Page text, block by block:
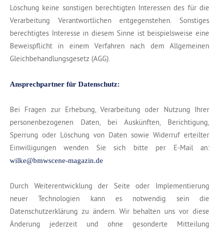
Löschung keine sonstigen berechtigten Interessen des für die
Verarbeitung Verantwortlichen entgegenstehen. Sonstiges
berechtigtes Interesse in diesem Sinne ist beispielsweise eine
Beweispflicht in einem Verfahren nach dem Allgemeinen
Gleichbehandlungsgesetz (AGG).
Ansprechpartner für Datenschutz:
Bei Fragen zur Erhebung, Verarbeitung oder Nutzung Ihrer
personenbezogenen Daten, bei Auskünften, Berichtigung,
Sperrung oder Löschung von Daten sowie Widerruf erteilter
Einwilligungen wenden Sie sich bitte per E-Mail an:
wilke@bmwscene-magazin.de
Durch Weiterentwicklung der Seite oder Implementierung
neuer Technologien kann es notwendig sein die
Datenschutzerklärung zu ändern. Wir behalten uns vor diese
Änderung jederzeit und ohne gesonderte Mitteilung